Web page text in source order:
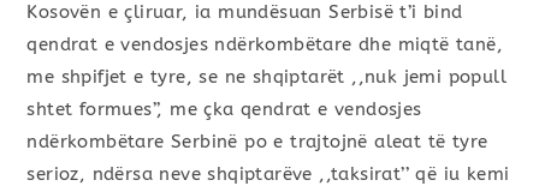
Kosovën e çliruar, ia mundësuan Serbisë t’i bind
qendrat e vendosjes ndërkombëtare dhe miqtë tanë,
me shpifjet e tyre, se ne shqiptarët ,,nuk jemi popull
shtet formues’’, me çka qendrat e vendosjes
ndërkombëtare Serbinë po e trajtojnë aleat të tyre
serioz, ndërsa neve shqiptarëve ,,taksirat’’ që iu kemi